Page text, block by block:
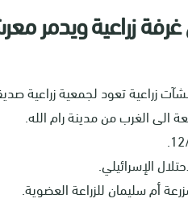
زراعية ويدمر
زراعية تعود لجمعية زراعية
الى الغرب من مدينة رام الله.
الإسرائيلي.
أم سليمان للزراعة العضوية.